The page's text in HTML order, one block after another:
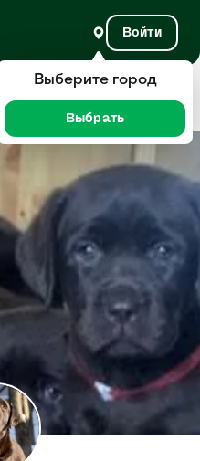
Войти
Отзывы
Выберите город
Выбрать